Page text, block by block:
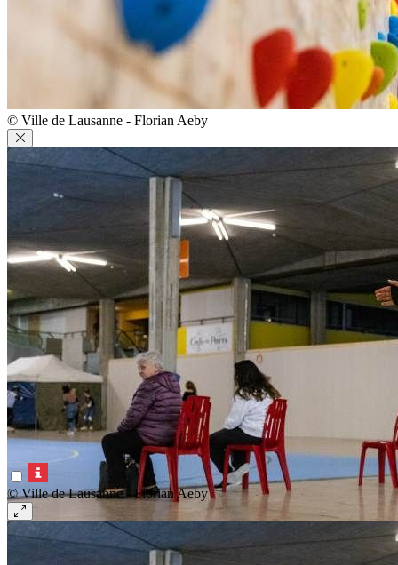
© Ville de Lausanne - Florian Aeby
© Ville de Lausanne - Florian Aeby